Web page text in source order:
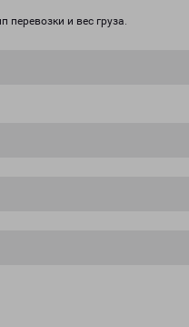
перевозки и вес груза.